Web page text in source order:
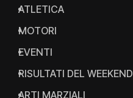
ATLETICA
MOTORI
EVENTI
RISULTATI DEL WEEKEND
ARTI MARZIALI